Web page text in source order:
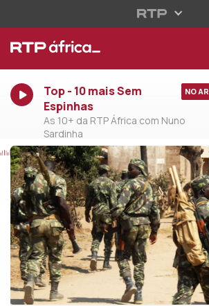
Top - 10 mais Sem
Espinhas
As 10+ da RTP África com Nuno
Sardinha
NO AR